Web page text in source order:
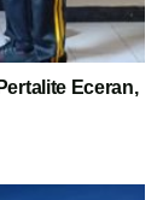
Eceran,